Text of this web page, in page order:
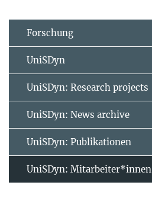
Forschung
UniSDyn
UniSDyn: Research projects
UniSDyn: News archive
UniSDyn: Publikationen
UniSDyn: Mitarbeiter*innen